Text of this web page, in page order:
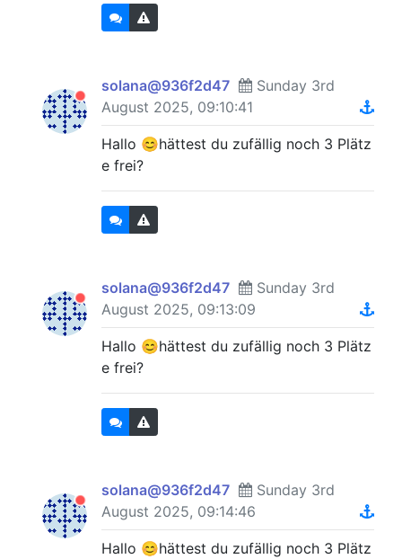
solana@936f2d47
Sunday 3rd
August 2025, 09:10:41
Hallo 😊hättest du zufällig noch 3 Plätz
e frei?
solana@936f2d47
Sunday 3rd
August 2025, 09:13:09
Hallo 😊hättest du zufällig noch 3 Plätz
e frei?
solana@936f2d47
Sunday 3rd
August 2025, 09:14:46
Hallo 😊hättest du zufällig noch 3 Plätz